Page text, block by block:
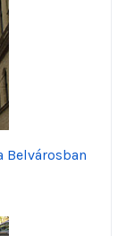
Belvárosban